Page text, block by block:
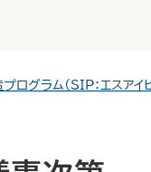
ログラム（SIP：エスアイ